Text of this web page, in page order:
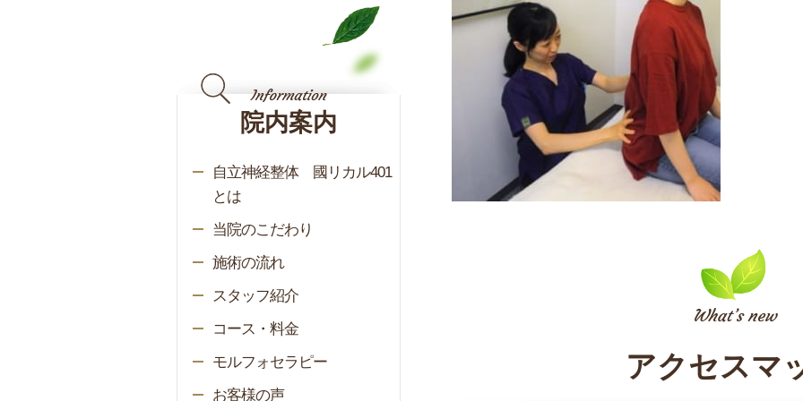
アクセスマ
院内案内
自立神経整体 國リカル401
とは
当院のこだわり
施術の流れ
スタッフ紹介
コース・料金
モルフォセラピー
お客様の声